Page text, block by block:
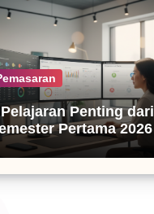
Penting dari
Pertama 2026
Bisnis Digital